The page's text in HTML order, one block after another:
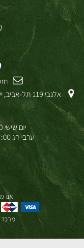
אלנבי 119 תל-אביב, ישראל (יש איזור חניה קרוב - לשאול את החנות)
יום שישי 7:30/8:00- שעה לפני כניסת שבת
ערבי חג 7:00 ועד מאוחר מאוד(ליצור קשר איתנו)
אנו
מרכז